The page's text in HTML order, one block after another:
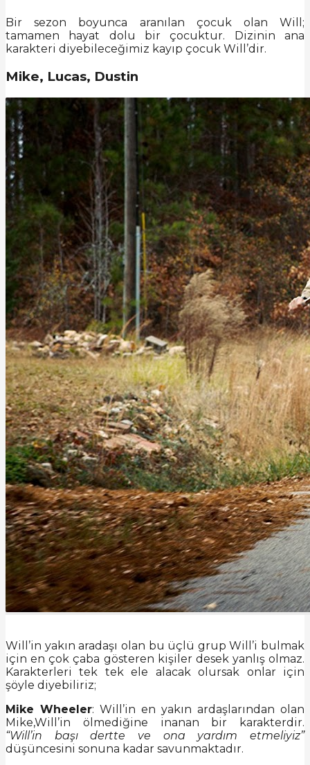
Bir sezon boyunca aranılan çocuk olan Will;
tamamen hayat dolu bir çocuktur. Dizinin ana
karakteri diyebileceğimiz kayıp çocuk Will’dir.
Mike, Lucas, Dustin
Will’in yakın aradaşı olan bu üçlü grup Will’i bulmak
için en çok çaba gösteren kişiler desek yanlış olmaz.
Karakterleri tek tek ele alacak olursak onlar için
şöyle diyebiliriz;
Mike Wheeler: Will’in en yakın ardaşlarından olan
Mike,Will’in ölmediğine inanan bir karakterdir.
“Will’in başı dertte ve ona yardım etmeliyiz”
düşüncesini sonuna kadar savunmaktadır.